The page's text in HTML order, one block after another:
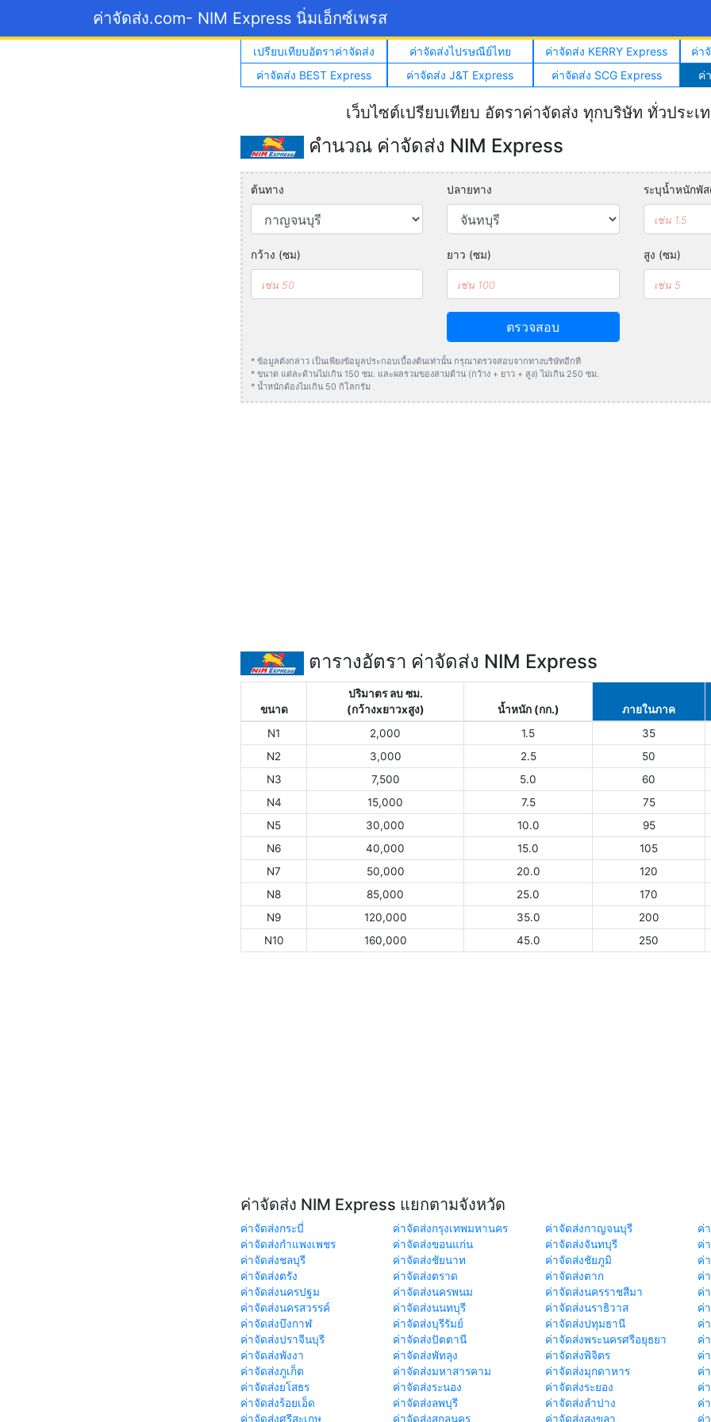
ค่าจัดส่ง.com- NIM Express นิ่มเอ็กซ์เพรส
เปรียบเทียบอัตราค่าจัดส่ง ค่าจัดส่งไปรษณีย์ไทย ค่าจัดส่ง KERRY Express
ค่า
ค่าจัดส่ง BEST Express
ค่าจัดส่ง J&T Express ค่าจัดส่ง SCG Express ค่
เว็บไซต์เปรียบเทียบ อัตราค่าจัดส่ง ทุกบริษัท ทั่วประเ
คำนวณ ค่าจัดส่ง NIM Express
ต้นทาง ปลายทาง ระบุน้ำหนักพั
กว้าง (ซม) ยาว (ซม) สูง (ซม)
ตรวจสอบ
* ข้อมูลดังกล่าว เป็นเพียงข้อมูลประกอบเบื้องต้นเท่านั้น กรุณาตรวจสอบจากทางบริษัทอีกที
* ขนาด แต่ละด้านไม่เกิน 150 ซม. และผลรวมของสามด้าน (กว้าง + ยาว + สูง) ไม่เกิน 250 ซม.
* น้ำหนักต้องไมเกิน 50 กิโลกรัม
ตารางอัตรา ค่าจัดส่ง NIM Express
ขนาด
ปริมาตร ลบ ซม.
(กว้างxยาวxสูง)
น้ำหนัก (กก.) ภายในภาค
N1
2,000 1.5 35
N2
3,000 2.5 50
N3
7,500 5.0 60
N4
15,000 7.5 75
N5
30,000 10.0 95
N6
40,000 15.0 105
N7
50,000 20.0 120
N8
85,000 25.0 170
N9
120,000 35.0 200
N10
160,000 45.0 250
ค่าจัดส่ง NIM Express แยกตามจังหวัด
ค่าจัดส่งกระบี่ ค่าจัดส่งกรุงเทพมหานคร ค่าจัดส่งกาญจนบุรี
ค่
ค่าจัดส่งกำแพงเพชร
ค่าจัดส่งขอนแก่น ค่าจัดส่งจันทบุรี
ค่
ค่าจัดส่งชลบุรี
ค่าจัดส่งชัยนาท ค่าจัดส่งชัยภูมิ
ค่
ค่าจัดส่งตรัง
ค่าจัดส่งตราด ค่าจัดส่งตาก
ค่
ค่าจัดส่งนครปฐม
ค่าจัดส่งนครพนม ค่าจัดส่งนครราชสีมา
ค่
ค่าจัดส่งนครสวรรค์
ค่าจัดส่งนนทบุรี ค่าจัดส่งนราธิวาส
ค่
ค่าจัดส่งบึงกาฬ
ค่าจัดส่งบุรีรัมย์ ค่าจัดส่งปทุมธานี
ค่
ค่าจัดส่งปราจีนบุรี
ค่าจัดส่งปัตตานี ค่าจัดส่งพระนครศรีอยุธยา
ค่
ค่าจัดส่งพังงา
ค่าจัดส่งพัทลุง ค่าจัดส่งพิจิตร
ค่
ค่าจัดส่งภูเก็ต
ค่าจัดส่งมหาสารคาม ค่าจัดส่งมุกดาหาร
ค่
ค่าจัดส่งยโสธร
ค่าจัดส่งระนอง ค่าจัดส่งระยอง
ค่
ค่าจัดส่งร้อยเอ็ด
ค่าจัดส่งลพบุรี ค่าจัดส่งลำปาง
ค่
ค่าจัดส่งศรีสะเกษ
ค่าจัดส่งสกลนคร ค่าจัดส่งสงขลา ค่